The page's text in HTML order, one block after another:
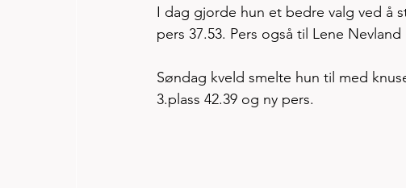
I dag gjorde hun et bedre valg ved å
pers 37.53. Pers også til Lene
Søndag kveld smelte hun til med
3.plass 42.39 og ny pers.